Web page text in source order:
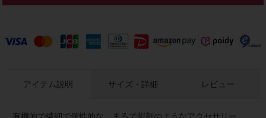
アイテム説明 サイズ・詳細 レビュー